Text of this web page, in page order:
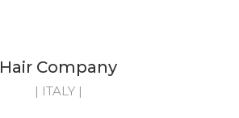
Hair Company
| ITALY |